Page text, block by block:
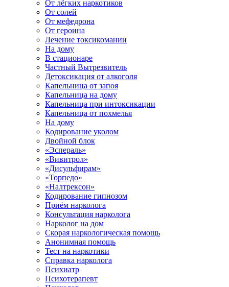
От лёгких наркотиков
От солей
От мефедрона
От героина
Лечение токсикомании
На дому
В стационаре
Частный Вытрезвитель
Детоксикация от алкоголя
Капельница от запоя
Капельница на дому
Капельница при интоксикации
Капельница от похмелья
На дому
Кодирование уколом
Двойной блок
«Эспераль»
«Вивитрол»
«Дисульфирам»
«Торпедо»
«Налтрексон»
Кодирование гипнозом
Приём нарколога
Консультация нарколога
Нарколог на дом
Скорая наркологическая помощь
Анонимная помощь
Тест на наркотики
Справка нарколога
Психиатр
Психотерапевт